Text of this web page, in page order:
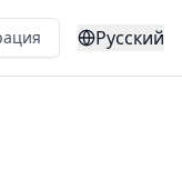
Русский